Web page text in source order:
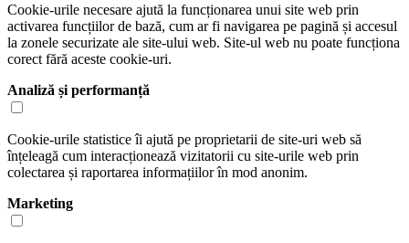
Cookie-urile necesare ajută la funcționarea unui site web prin
activarea funcțiilor de bază, cum ar fi navigarea pe pagină și accesul
la zonele securizate ale site-ului web. Site-ul web nu poate funcționa
corect fără aceste cookie-uri.
Analiză și performanță
Cookie-urile statistice îi ajută pe proprietarii de site-uri web să
înțeleagă cum interacționează vizitatorii cu site-urile web prin
colectarea și raportarea informațiilor în mod anonim.
Marketing